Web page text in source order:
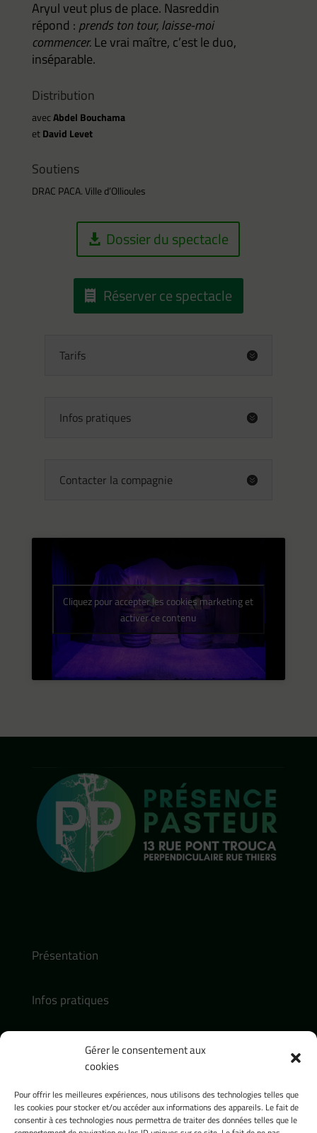
Gérer le consentement aux
cookies
Pour offrir les meilleures expériences, nous utilisons des technologies telles que
les cookies pour stocker et/ou accéder aux informations des appareils. Le fait de
consentir à ces technologies nous permettra de traiter des données telles que le
Aryul veut plus de place. Nasreddin
répond : prends ton tour, laisse-moi
commencer.Le vrai maître, c’est le duo,
inséparable.
Distribution
avecAbdel Bouchama
etDavid Levet
Soutiens
DRAC PACA. Ville d’Ollioules
Dossier du spectacle
Réserver ce spectacle
Tarifs
Infos pratiques
Contacter la compagnie
Cliquez pour accepter les cookies marketing et
activer ce contenu
Présentation
Infos pratiques
Contact :
contact@presence-pasteur.fr
Tel : 04 32 74 18 54